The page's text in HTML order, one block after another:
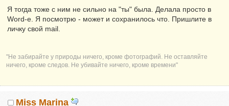
Я тогда тоже с ним не сильно на "ты" была. Делала просто в
Word-е. Я посмотрю - может и сохранилось что. Пришлите в
личку свой mail.
"Не забирайте у природы ничего, кроме фотографий. Не оставляйте
ничего, кроме следов. Не убивайте ничего, кроме времени"
Miss Marina